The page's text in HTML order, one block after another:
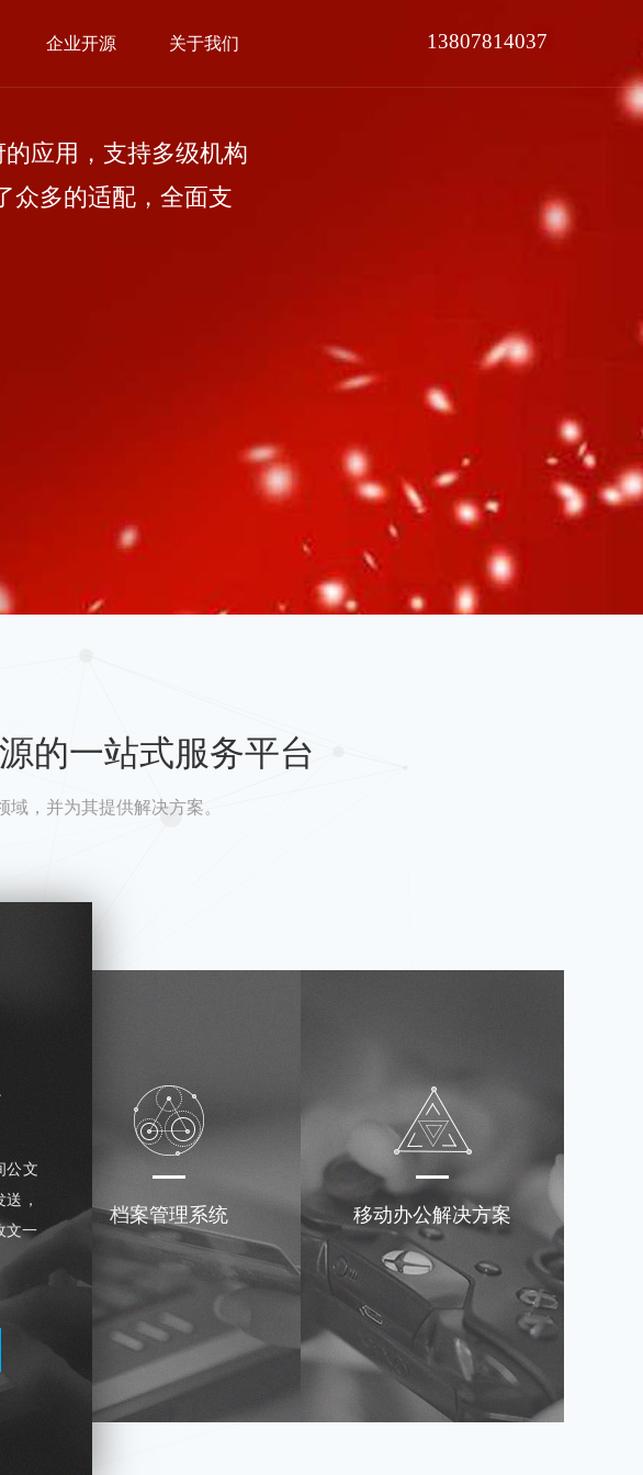
企业开源 关于我们 13807814037
应用，支持多级机构
众多的适配，全面支
的一站式服务平台
，并为其提供解决方案。
公文
，
文一
档案管理系统 移动办公解决方案